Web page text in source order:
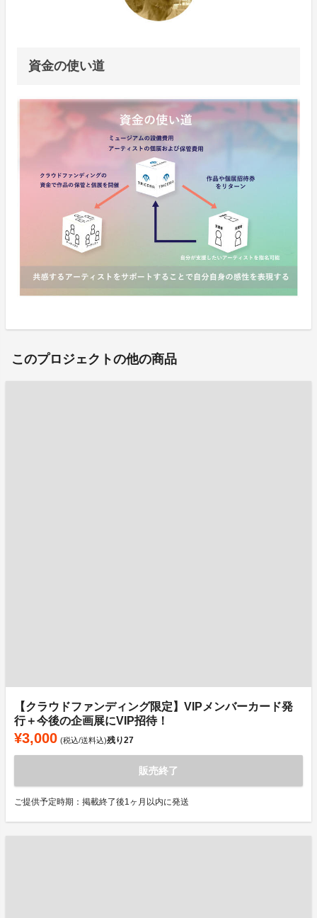
資金の使い道
このプロジェクトの他の商品
【クラウドファンディング限定】VIPメンバーカード発
行＋今後の企画展にVIP招待！
¥3,000 (税込/送料込)残り27
販売終了
ご提供予定時期：掲載終了後1ヶ月以内に発送